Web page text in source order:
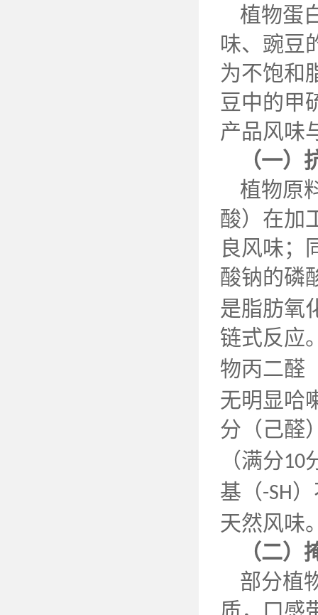
植物蛋
味、豌豆
为不饱和
豆中的甲
产品风味
（一
植物原
酸）在加
良风味；
酸钠的磷
是脂肪氧
链式反应
物丙二醛
无明显哈
分（己醛
（满分10
基（-SH
天然风味
（二
部分植